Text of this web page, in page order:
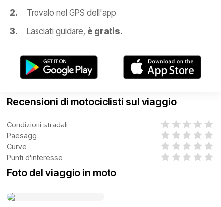
Trovalo nel GPS dell'app
Lasciati guidare, è gratis.
Recensioni di motociclisti sul viaggio
Condizioni stradali
Paesaggi
Curve
Punti d'interesse
Foto del viaggio in moto